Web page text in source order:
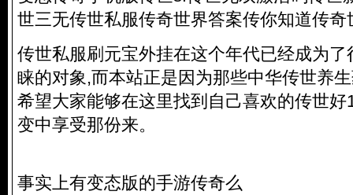
世三无传世私服传奇世界答案传你知道传奇
传世私服刷元宝外挂在这个年代已经成为
睐的对象,而本站正是因为那些中华传世养
希望大家能够在这里找到自己喜欢的传世
变中享受那份来。
事实上有变态版的手游传奇么